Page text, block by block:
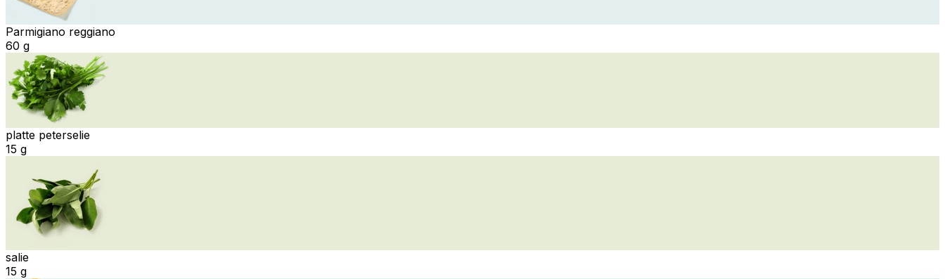
Parmigiano reggiano
60 g
platte peterselie
15 g
salie
15 g